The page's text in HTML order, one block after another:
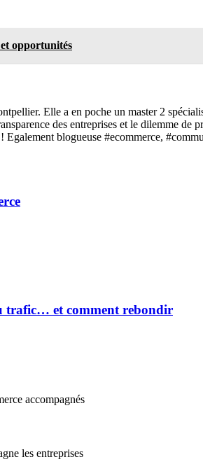
opportunités
Elle a en poche un master 2
des entreprises et le dilemme de
blogueuse #ecommerce,
trafic… et comment rebondir
accompagnés
les entreprises